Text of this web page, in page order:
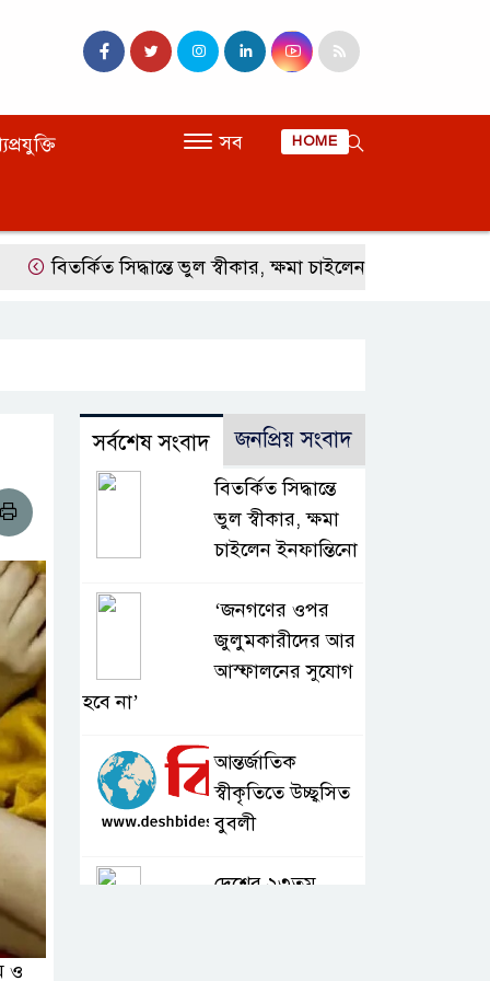
সব HOME
বিতর্কিত সিদ্ধান্তে ভুল স্বীকার, ক্ষমা চাইলেন ইনফান্তিনো
ও
সর্বশেষ সংবাদ জনপ্রিয় সংবাদ
বিতর্কিত সিদ্ধান্তে
ভুল স্বীকার, ক্ষমা
চাইলেন ইনফান্তিনো
‘জনগণের ওপর
জুলুমকারীদের আর
আস্ফালনের সুযোগ
হবে না’
আন্তর্জাতিক
স্বীকৃতিতে উচ্ছ্বসিত
বুবলী
দেশের ২৩তম